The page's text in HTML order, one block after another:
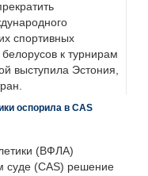
спортивных
к турнирам
выступила Эстония,
оспорила в CAS
(ВФЛА)
суде (CAS) решение